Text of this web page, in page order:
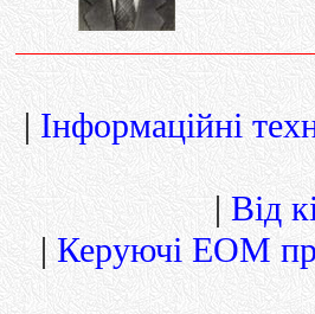
| Інформаційні
| Від
| Керуючі ЕОМ